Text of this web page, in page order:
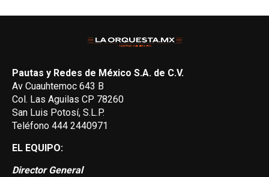
Pautas y Redes de México S.A. de C.V.
Av Cuauhtemoc 643 B
Col. Las Aguilas CP 78260
San Luis Potosí, S.L.P.
Teléfono 444 2440971
EL EQUIPO:
Director General